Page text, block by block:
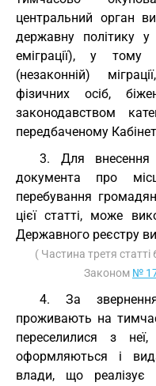
центральний орган
державну політику у
еміграції), у тому
(незаконній)
фізичних осіб,
законодавством
передбаченому
3. Для внесення
документа про
перебування
цієї статті, може
Державного реєстру
( Частина третя статті
Законом №
4. За
проживають на
переселилися з
оформляються і
влади, що реалізує